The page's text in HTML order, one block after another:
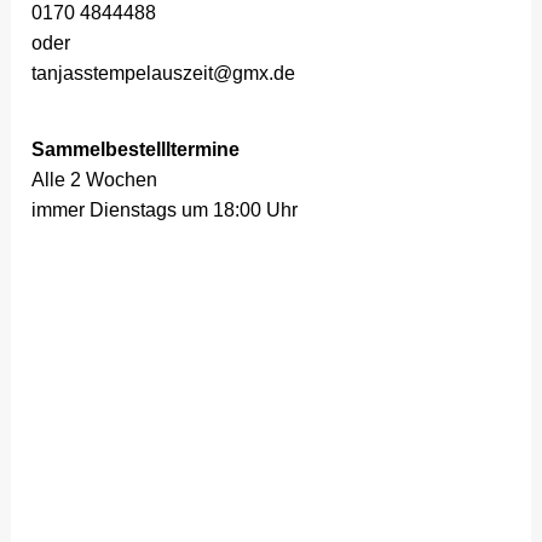
0170 4844488
oder
tanjasstempelauszeit@gmx.de
Sammelbestellltermine
Alle 2 Wochen
immer Dienstags um 18:00 Uhr